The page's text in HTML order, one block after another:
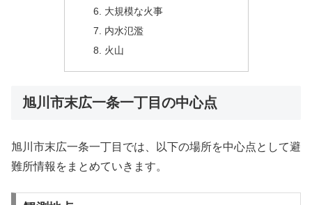
大規模な火事
内水氾濫
火山
旭川市末広一条一丁目の中心点
旭川市末広一条一丁目では、以下の場所を中心点として避
難所情報をまとめていきます。